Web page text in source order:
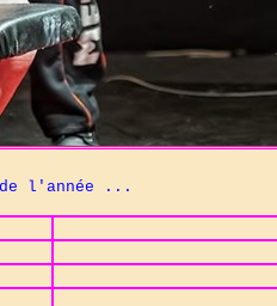
l'année ...